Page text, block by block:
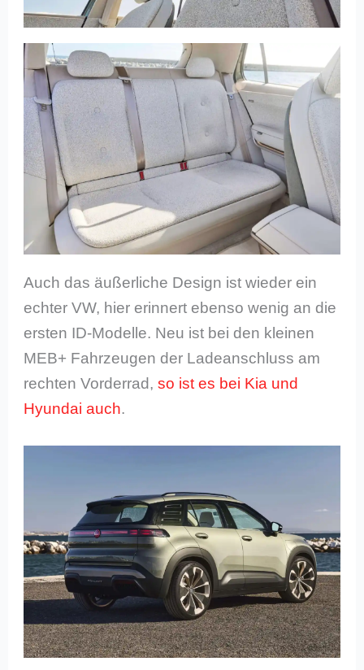
Auch das äußerliche Design ist wieder ein
echter VW, hier erinnert ebenso wenig an die
ersten ID-Modelle. Neu ist bei den kleinen
MEB+ Fahrzeugen der Ladeanschluss am
rechten Vorderrad,so ist es bei Kia und
Hyundai auch.